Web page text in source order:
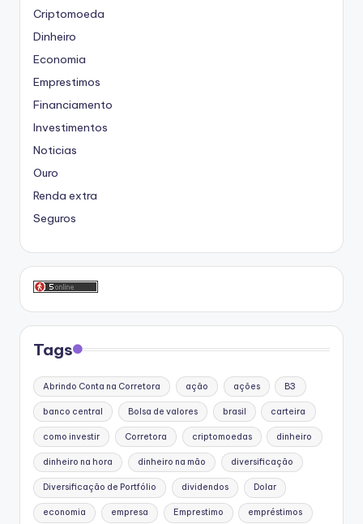
Criptomoeda
Dinheiro
Economia
Emprestimos
Financiamento
Investimentos
Noticias
Ouro
Renda extra
Seguros
Tags
Abrindo Conta na Corretora ação ações B3
banco central Bolsa de valores brasil carteira
como investir Corretora criptomoedas dinheiro
dinheiro na hora dinheiro na mão diversificação
Diversificação de Portfólio dividendos Dolar
economia empresa Emprestimo empréstimos